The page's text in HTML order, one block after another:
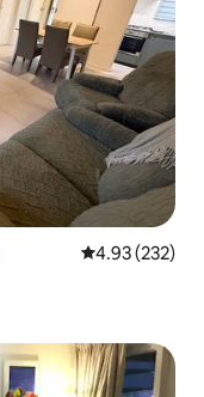
レビュー232
4.93 (232)